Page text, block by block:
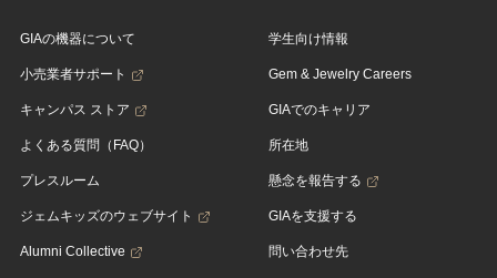
GIAの機器について
小売業者サポート
キャンパス ストア
よくある質問（FAQ）
プレスルーム
ジェムキッズのウェブサイト
Alumni Collective
学生向け情報
Gem & Jewelry Careers
GIAでのキャリア
所在地
懸念を報告する
GIAを支援する
問い合わせ先